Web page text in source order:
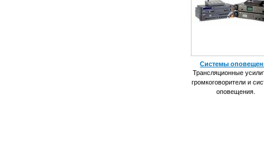
Системы
Трансляционные
громкоговорители и
оповещения.